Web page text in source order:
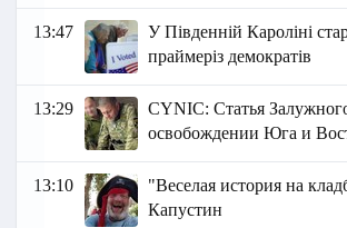
13:47
У Південній Кароліні
праймеріз демократів
13:29
СYNIC: Статья
освобождении Юга и
13:10
"Веселая история на
Капустин